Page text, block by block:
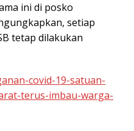
ini di posko
setiap
tetap dilakukan
covid-19-satuan-
terus-imbau-warga-